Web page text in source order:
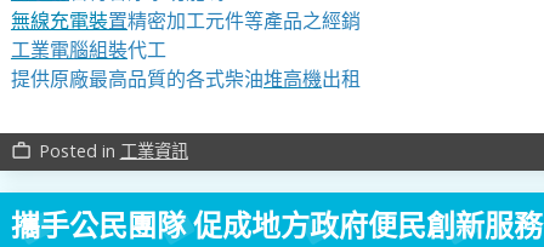
無線充電裝置精密加工元件等產品之經銷
工業電腦組裝代工
提供原廠最高品質的各式柴油堆高機出租
work_outline Posted in 工業資訊
攜手公民團隊 促成地方政府便民創新服務